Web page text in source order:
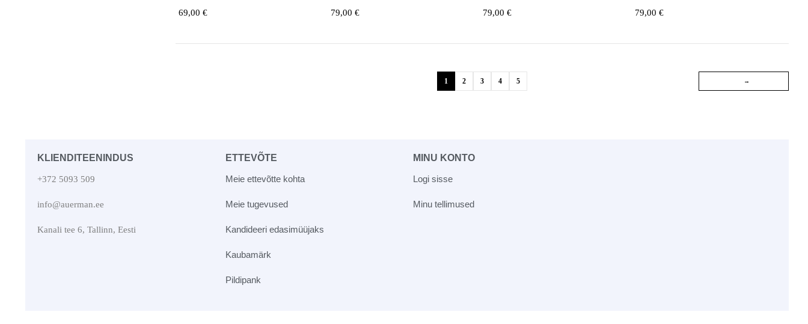
69,00 €
79,00 €
79,00 €
79,00 €
1 2 3 4 5
KLIENDITEENINDUS
+372 5093 509
info@auerman.ee
Kanali tee 6, Tallinn, Eesti
ETTEVÕTE
Meie ettevõtte kohta
Meie tugevused
Kandideeri edasimüüjaks
Kaubamärk
Pildipank
MINU KONTO
Logi sisse
Minu tellimused